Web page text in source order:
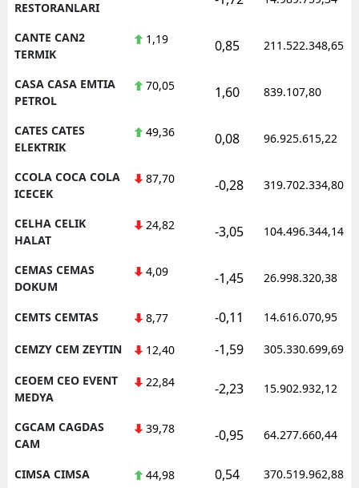
RESTORANLARI
CANTE CAN2
TERMIK
1,19 0,85 211.522.348,65
CASA CASA EMTIA
PETROL
70,05 1,60 839.107,80
CATES CATES
ELEKTRIK
49,36 0,08 96.925.615,22
CCOLA COCA COLA
ICECEK
87,70 -0,28 319.702.334,80
CELHA CELIK
HALAT
24,82 -3,05 104.496.344,14
CEMAS CEMAS
DOKUM
4,09 -1,45 26.998.320,38
CEMTS CEMTAS 8,77 -0,11 14.616.070,95
CEMZY CEM ZEYTIN 12,40 -1,59 305.330.699,69
CEOEM CEO EVENT
MEDYA
22,84 -2,23 15.902.932,12
CGCAM CAGDAS
CAM
39,78 -0,95 64.277.660,44
CIMSA CIMSA 44,98 0,54 370.519.962,88